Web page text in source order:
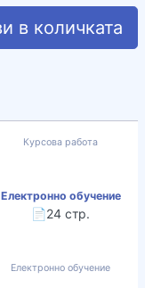
в количката
Курсова работа
Електронно обучение
📄24 стр.
Електронно обучение